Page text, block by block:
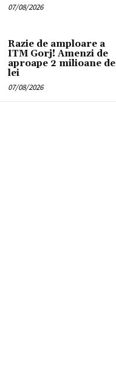
07/08/2026
Razie de amploare a
ITM Gorj! Amenzi de
aproape 2 milioane de
lei
07/08/2026